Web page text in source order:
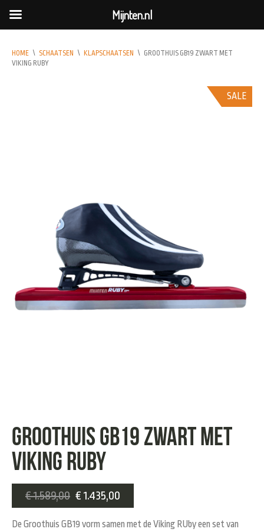
HOME \ SCHAATSEN \ KLAPSCHAATSEN \ GROOTHUIS GB19 ZWART MET
VIKING RUBY
SALE
Groothuis GB19 zwart met
Viking Ruby
€1.589,00 € 1.435,00
De Groothuis GB19 vorm samen met de Viking RUby een set van
Mijnten.nl